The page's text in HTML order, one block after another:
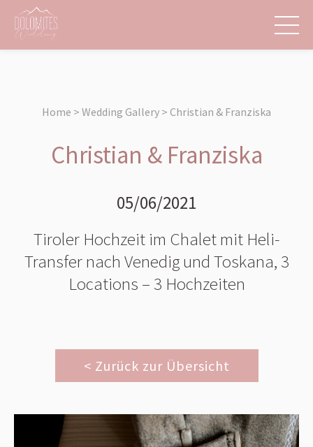
Home > Wedding Gallery > Christian & Franziska
Christian & Franziska
05/06/2021
Tiroler Hochzeit im Chalet mit Heli-
Transfer nach Venedig und Toskana, 3
Locations – 3 Hochzeiten
< Zurück zur Übersicht